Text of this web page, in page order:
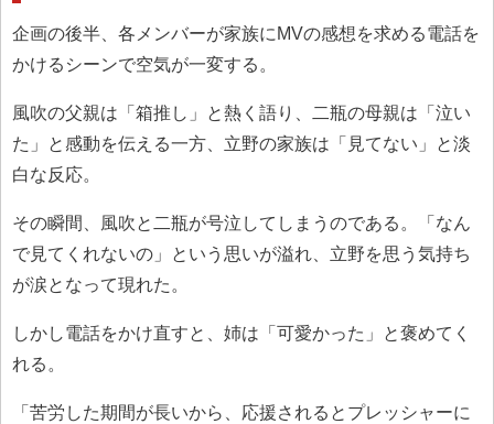
企画の後半、各メンバーが家族にMVの感想を求める電話を
かけるシーンで空気が一変する。
風吹の父親は「箱推し」と熱く語り、二瓶の母親は「泣い
た」と感動を伝える一方、立野の家族は「見てない」と淡
白な反応。
その瞬間、風吹と二瓶が号泣してしまうのである。「なん
で見てくれないの」という思いが溢れ、立野を思う気持ち
が涙となって現れた。
しかし電話をかけ直すと、姉は「可愛かった」と褒めてく
れる。
「苦労した期間が長いから、応援されるとプレッシャーに